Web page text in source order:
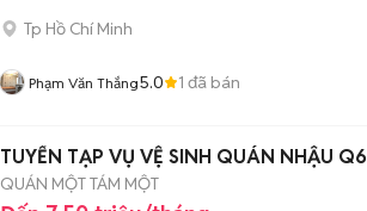
Tp Hồ Chí Minh
Phạm Văn Thắng5.0 1 đã bán
TUYỂN TẠP VỤ VỆ SINH QUÁN NHẬU Q6
QUÁN MỘT TÁM MỘT